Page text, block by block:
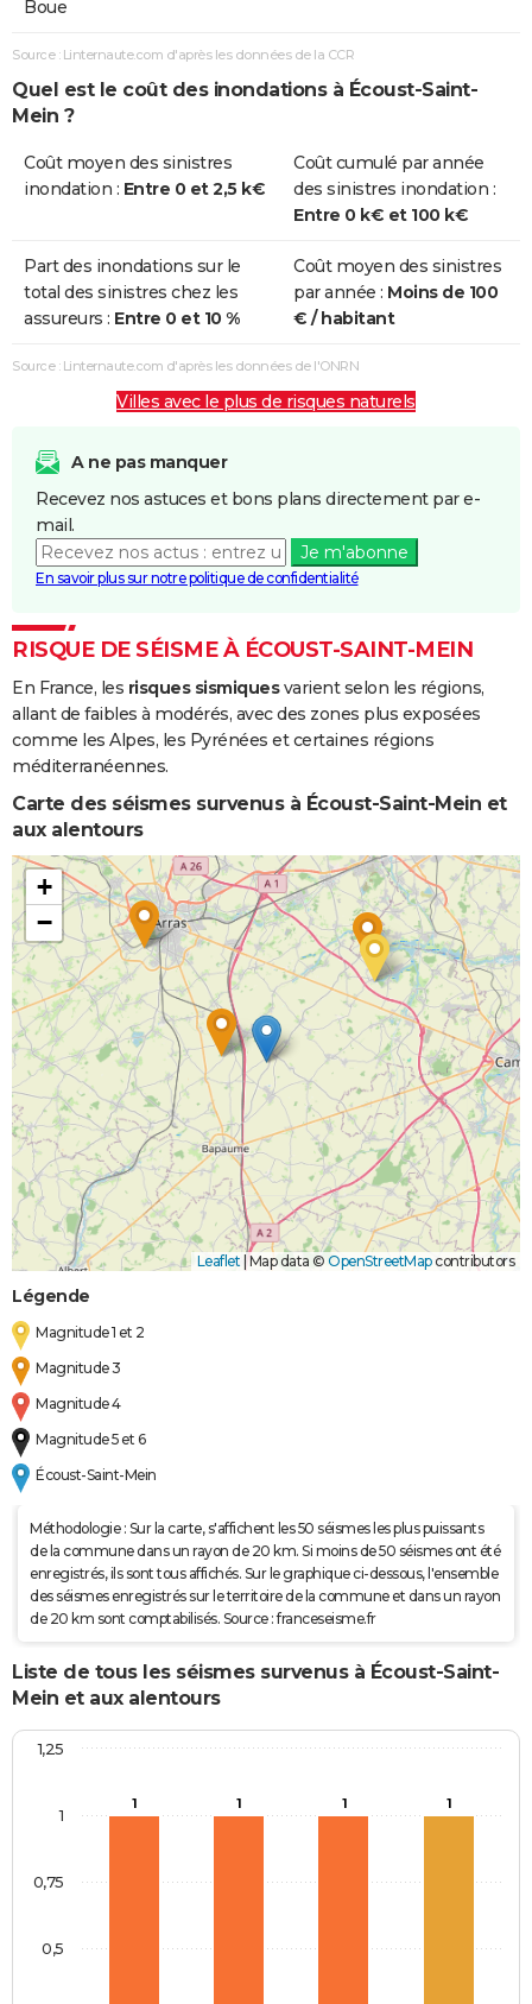
Boue
Source : Linternaute.com d'après les données de la CCR
Quel est le coût des inondations à Écoust-Saint-
Mein ?
Coût moyen des sinistres
inondation : Entre 0 et 2,5 k€
Coût cumulé par année
des sinistres inondation :
Entre 0 k€ et 100 k€
Part des inondations sur le
total des sinistres chez les
assureurs : Entre 0 et 10 %
Coût moyen des sinistres
par année : Moins de 100
€ / habitant
Source : Linternaute.com d'après les données de l'ONRN
Villes avec le plus de risques naturels
A ne pas manquer
Recevez nos astuces et bons plans directement par e-
mail.
Je m'abonne
En savoir plus sur notre politique de confidentialité
RISQUE DE SÉISME À ÉCOUST-SAINT-MEIN
En France, les risques sismiquesvarient selon les régions,
allant de faibles à modérés, avec des zones plus exposées
comme les Alpes, les Pyrénées et certaines régions
méditerranéennes.
Carte des séismes survenus à Écoust-Saint-Mein et
aux alentours
+
−
Leaflet Map data © OpenStreetMapcontributors
Légende
Magnitude 1 et 2
Magnitude 3
Magnitude 4
Magnitude 5 et 6
Écoust-Saint-Mein
Méthodologie : Sur la carte, s'affichent les 50 séismes les plus puissants
de la commune dans un rayon de 20 km. Si moins de 50 séismes ont été
enregistrés, ils sont tous affichés. Sur le graphique ci-dessous, l'ensemble
des séismes enregistrés sur le territoire de la commune et dans un rayon
de 20 km sont comptabilisés. Source : franceseisme.fr
Liste de tous les séismes survenus à Écoust-Saint-
Mein et aux alentours
1 1 1 1
0,5
0,75
1
1,25